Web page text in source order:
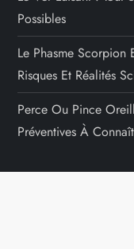
Possibles
Le Phasme Scorpion
Risques Et Réalités
Perce Ou Pince
Préventives À